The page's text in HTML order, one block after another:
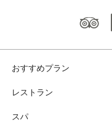
おすすめプラン
レストラン
スパ